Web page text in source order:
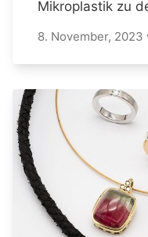
Mikroplastik zu
8. November, 2023